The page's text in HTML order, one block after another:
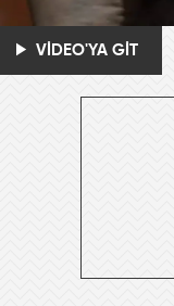
VİDEO'YA GİT